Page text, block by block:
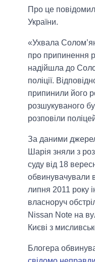
Про це
України.
«Ухвала
про припинення
надійшла до
поліції.
припинили його
розшукуваного
розповіли
За даними
Шарія зняли з
суду від 18
обвинувачували
липня 2011 року
власноруч
Nissan Note на
Києві з
Блогера